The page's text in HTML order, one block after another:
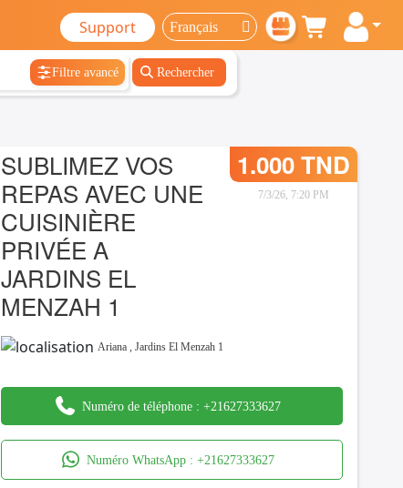
Support
Filtre avancé Rechercher
SUBLIMEZ VOS
REPAS AVEC UNE
CUISINIÈRE
PRIVÉE A
JARDINS EL
MENZAH 1
1.000 TND
7/3/26, 7:20 PM
Ariana ,Jardins El Menzah 1
Numéro de téléphone :+21627333627
Numéro WhatsApp : +21627333627